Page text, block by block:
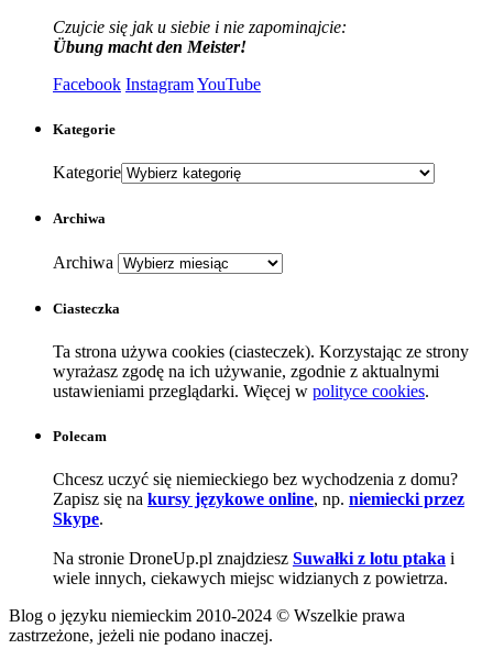
Czujcie się jak u siebie i nie zapominajcie:
Übung macht den Meister!
Facebook InstagramYouTube
Kategorie
Kategorie
Archiwa
Archiwa
Ciasteczka
Ta strona używa cookies (ciasteczek). Korzystając ze strony
wyrażasz zgodę na ich używanie, zgodnie z aktualnymi
ustawieniami przeglądarki. Więcej w polityce cookies.
Polecam
Chcesz uczyć się niemieckiego bez wychodzenia z domu?
Zapisz się na kursy językowe online, np. niemiecki przez
Skype.
Na stronie DroneUp.pl znajdziesz Suwałki z lotu ptaka i
wiele innych, ciekawych miejsc widzianych z powietrza.
Blog o języku niemieckim 2010-2024 © Wszelkie prawa
zastrzeżone, jeżeli nie podano inaczej.